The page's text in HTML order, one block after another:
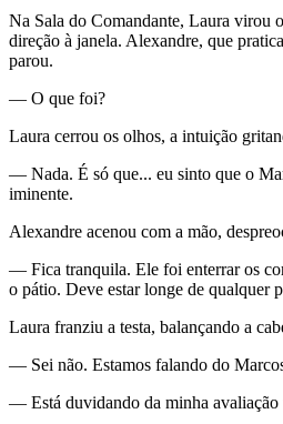
Na Sala do Comandante, Laura virou
direção à janela. Alexandre, que
parou.
— O que foi?
Laura cerrou os olhos, a intuição
— Nada. É só que... eu sinto que o
iminente.
Alexandre acenou com a mão,
— Fica tranquila. Ele foi enterrar os
o pátio. Deve estar longe de qualquer
Laura franziu a testa, balançando a
— Sei não. Estamos falando do
— Está duvidando da minha avaliação